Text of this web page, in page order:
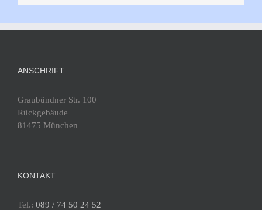
ANSCHRIFT
Graubündner Str. 100
Rückgebäude
81475 München
KONTAKT
Tel.: 089 / 74 50 24 52